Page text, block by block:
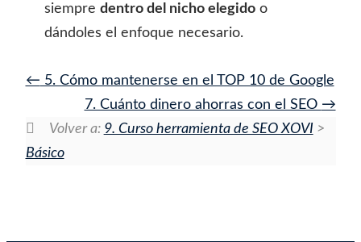
siempre dentro del nicho elegido o
dándoles el enfoque necesario.
5. Cómo mantenerse en el TOP 10 de Google
7. Cuánto dinero ahorras con el SEO
Volver a: 9. Curso herramienta de SEO XOVI >
Básico